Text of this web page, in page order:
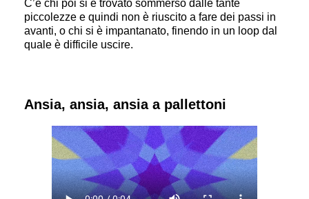
C’è chi poi si è trovato sommerso dalle tante
piccolezze e quindi non è riuscito a fare dei passi in
avanti, o chi si è impantanato, finendo in un loop dal
quale è difficile uscire.
Ansia, ansia, ansia a pallettoni